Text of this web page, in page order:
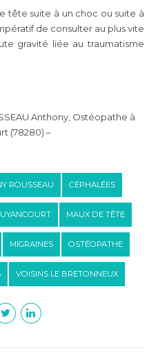
tête suite à un choc ou suite à
de consulter au plus vite
gravité liée au traumatisme
Anthony, Ostéopathe à
(78280) –
ROUSSEAU CÉPHALÉES
MAUX DE TÊTE
MIGRAINES OSTÉOPATHE
VOISINS LE BRETONNEUX